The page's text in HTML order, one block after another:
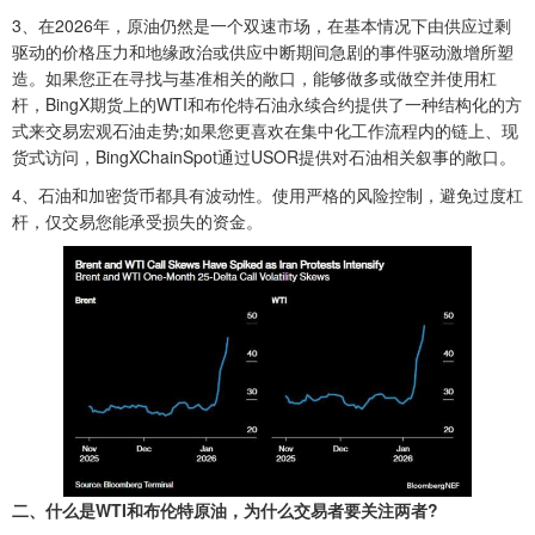
3、在2026年，原油仍然是一个双速市场，在基本情况下由供应过剩
驱动的价格压力和地缘政治或供应中断期间急剧的事件驱动激增所塑
造。如果您正在寻找与基准相关的敞口，能够做多或做空并使用杠
杆，BingX期货上的WTI和布伦特石油永续合约提供了一种结构化的方
式来交易宏观石油走势;如果您更喜欢在集中化工作流程内的链上、现
货式访问，BingXChainSpot通过USOR提供对石油相关叙事的敞口。
4、石油和加密货币都具有波动性。使用严格的风险控制，避免过度杠
杆，仅交易您能承受损失的资金。
二、什么是WTI和布伦特原油，为什么交易者要关注两者?